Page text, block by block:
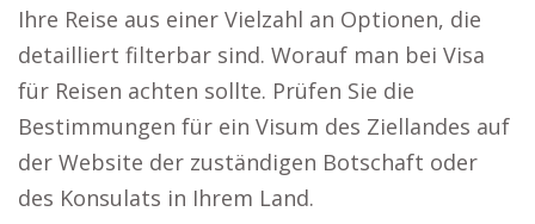
Ihre Reise aus einer Vielzahl an Optionen, die
detailliert filterbar sind. Worauf man bei Visa
für Reisen achten sollte. Prüfen Sie die
Bestimmungen für ein Visum des Ziellandes auf
der Website der zuständigen Botschaft oder
des Konsulats in Ihrem Land.